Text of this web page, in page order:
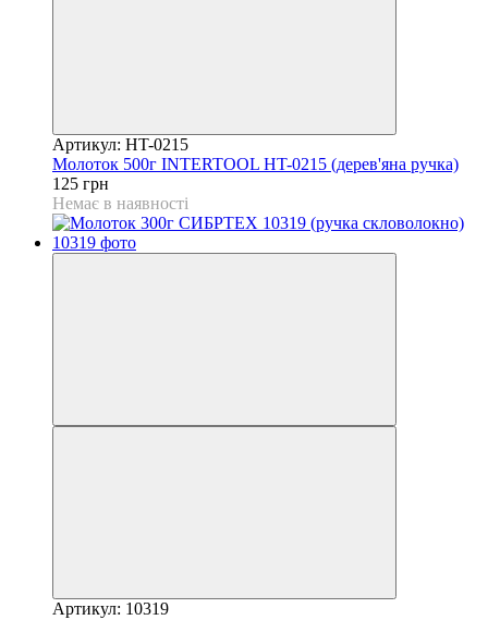
Артикул: HT-0215
Молоток 500г INTERTOOL HT-0215 (дерев'яна ручка)
125 грн
Немає в наявності
Артикул: 10319